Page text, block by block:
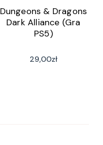
Dungeons & Dragons
Dark Alliance (Gra
PS5)
29,00zł